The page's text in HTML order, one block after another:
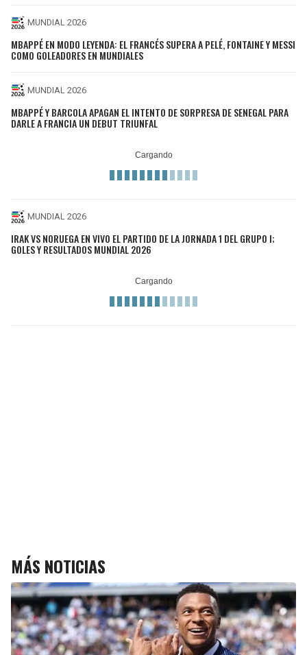
MUNDIAL 2026
MBAPPÉ EN MODO LEYENDA: EL FRANCÉS SUPERA A PELÉ, FONTAINE Y MESSI
COMO GOLEADORES EN MUNDIALES
MUNDIAL 2026
MBAPPÉ Y BARCOLA APAGAN EL INTENTO DE SORPRESA DE SENEGAL PARA
DARLE A FRANCIA UN DEBUT TRIUNFAL
MUNDIAL 2026
IRAK VS NORUEGA EN VIVO EL PARTIDO DE LA JORNADA 1 DEL GRUPO I;
GOLES Y RESULTADOS MUNDIAL 2026
MÁS NOTICIAS